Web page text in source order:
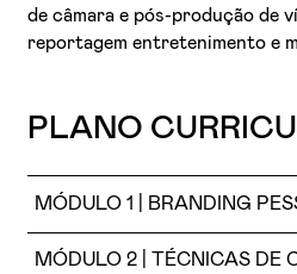
de câmara e pós-produção de
reportagem entretenimento e
PLANO
MÓDULO 1 | BRANDING
Personal branding – o que é,
MÓDULO 2 | TÉCNICAS DE